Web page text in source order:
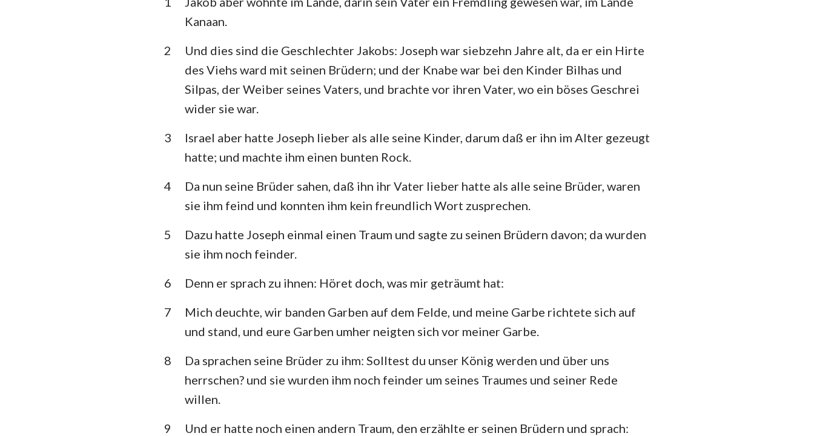
5. Mose
Richter Rut
1.Könige
1. Chronik 2. Chronik
Esra Nehemia
Esther Hiob
Psalm Sprüche
Prediger Hohelied
Daniel Hosea
Obadja
Micha
Habakuk Zephanja
1. Korinther 2. Korinther
1. Thessalonicher 2. Thessalonicher
Titus Philemon
Hebräer
1. Petrus 2. Petrus
Offenbarung
36
37 41
42
43
44 45 46 47 48
49
50
Kanaan.
2
Und dies sind die Geschlechter Jakobs: Joseph war siebzehn Jahre alt, da er ein Hirte
des Viehs ward mit seinen Brüdern; und der Knabe war bei den Kinder Bilhas und
Silpas, der Weiber seines Vaters, und brachte vor ihren Vater, wo ein böses Geschrei
wider sie war.
3
Israel aber hatte Joseph lieber als alle seine Kinder, darum daß er ihn im Alter gezeugt
hatte; und machte ihm einen bunten Rock.
4
Da nun seine Brüder sahen, daß ihn ihr Vater lieber hatte als alle seine Brüder, waren
sie ihm feind und konnten ihm kein freundlich Wort zusprechen.
5
Dazu hatte Joseph einmal einen Traum und sagte zu seinen Brüdern davon; da wurden
sie ihm noch feinder.
6
Denn er sprach zu ihnen: Höret doch, was mir geträumt hat:
7
Mich deuchte, wir banden Garben auf dem Felde, und meine Garbe richtete sich auf
und stand, und eure Garben umher neigten sich vor meiner Garbe.
8
Da sprachen seine Brüder zu ihm: Solltest du unser König werden und über uns
herrschen? und sie wurden ihm noch feinder um seines Traumes und seiner Rede
willen.
9
Und er hatte noch einen andern Traum, den erzählte er seinen Brüdern und sprach: